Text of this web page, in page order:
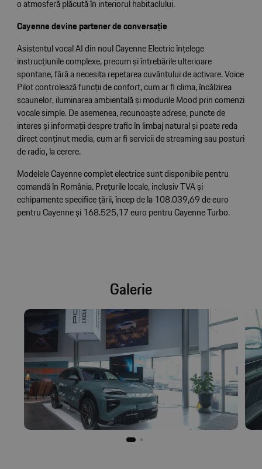
o atmosferă plăcută în interiorul habitaclului.
Cayenne devine partener de conversație
Asistentul vocal AI din noul Cayenne Electric înțelege
instrucțiunile complexe, precum și întrebările ulterioare
spontane, fără a necesita repetarea cuvântului de activare. Voice
Pilot controlează funcții de confort, cum ar fi clima, încălzirea
scaunelor, iluminarea ambientală și modurile Mood prin comenzi
vocale simple. De asemenea, recunoaște adrese, puncte de
interes și informații despre trafic în limbaj natural și poate reda
direct conținut media, cum ar fi servicii de streaming sau posturi
de radio, la cerere.
Modelele Cayenne complet electrice sunt disponibile pentru
comandă în România. Prețurile locale, inclusiv TVA și
echipamente specifice țării, încep de la 108.039,69 de euro
pentru Cayenne și 168.525,17 euro pentru Cayenne Turbo.
Galerie